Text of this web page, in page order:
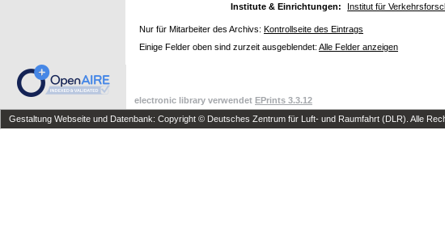
Institute & Einrichtungen:
Institut für
Nur für Mitarbeiter des Archivs: Kontrollseite des Eintrags
Einige Felder oben sind zurzeit ausgeblendet: Alle Felder anzeigen
electronic library verwendet EPrints 3.3.12
Gestaltung Webseite und Datenbank: Copyright © Deutsches Zentrum für Luft- und Raumfahrt (DLR). Alle